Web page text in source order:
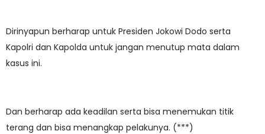
Dirinyapun berharap untuk Presiden Jokowi Dodo serta
Kapolri dan Kapolda untuk jangan menutup mata dalam
kasus ini.
Dan berharap ada keadilan serta bisa menemukan titik
terang dan bisa menangkap pelakunya. (***)